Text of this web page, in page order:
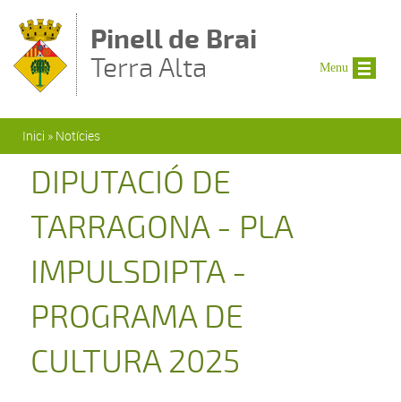
Pinell de Brai
Terra Alta
Esteu aquí
Inici » Notícies
DIPUTACIÓ DE
TARRAGONA - PLA
IMPULSDIPTA -
PROGRAMA DE
CULTURA 2025
Menu